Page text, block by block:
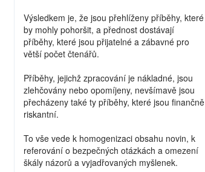
Výsledkem je, že jsou přehlíženy příběhy, které
by mohly pohoršit, a přednost dostávají
příběhy, které jsou přijatelné a zábavné pro
větší počet čtenářů.
Příběhy, jejichž zpracování je nákladné, jsou
zlehčovány nebo opomíjeny, nevšímavě jsou
přecházeny také ty příběhy, které jsou finančně
riskantní.
To vše vede k homogenizaci obsahu novin, k
referování o bezpečných otázkách a omezení
škály názorů a vyjadřovaných myšlenek.